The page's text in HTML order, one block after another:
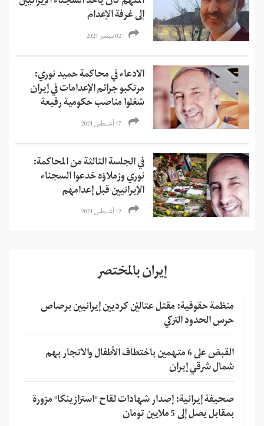
إلى غرفة الإعدام
02 سبتمبر 2021
الادعاء في محاكمة حميد نوري:
مرتكبو جرائم الإعدامات في إيران
شغلوا مناصب حكومية رفيعة
17 أغسطس 2021
في الجلسة الثالثة من المحاكمة:
نوري وزملاؤه خدعوا السجناء
الإيرانيين قبل إعدامهم
12 أغسطس 2021
إيران بالمختصر
منظمة حقوقية: مقتل عتاليْن كرديين إيرانيين برصاص
حرس الحدود التركي
القبض على 6 متهمين باختطاف الأطفال والاتجار بهم
شمال شرقي إيران
صحيفة إيرانية: إصدار شهادات لقاح "استرازينكا" مزورة
بمقابل يصل إلى 5 ملايين تومان